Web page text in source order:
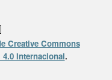
Creative Commons
Internacional.